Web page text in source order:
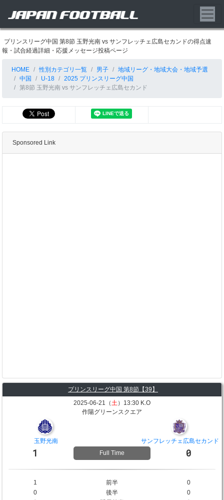
プリンスリーグ中国 第8節 玉野光南 vs サンフレッチェ広島セカンドの得点速
報・試合経過詳細・応援メッセージ投稿ページ
HOME 性別カテゴリ一覧 男子
地域リーグ・地域大会・地域予選
中国
U-18
2025 プリンスリーグ中国
第8節 玉野光南 vs サンフレッチェ広島セカンド
Sponsored Link
プリンスリーグ中国 第8節【39】
2025-06-21（土）13:30 K.O
作陽グリーンスクエア
玉野光南 サンフレッチェ広島セカンド
1 Full Time 0
1 前半
0
0
後半
0